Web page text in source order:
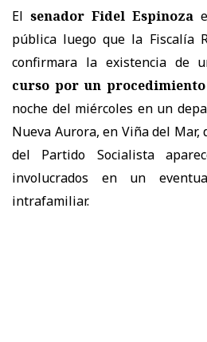
El senador Fidel Espinoza
pública luego que la Fiscalía
confirmara la existencia de
curso por un
noche del miércoles en un
Nueva Aurora, en Viña del
del Partido Socialista
involucrados en un
intrafamiliar.